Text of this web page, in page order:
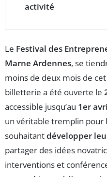
activité
Le Festival des
Marne Ardennes, se
moins de deux mois de cet
billetterie a été ouverte le
accessible jusqu’au 1er
un véritable tremplin
souhaitantdévelopper
partager des idées
interventions et